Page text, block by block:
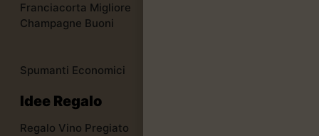
Franciacorta Migliore
Champagne Buoni
Spumanti Economici
Idee Regalo
Regalo Vino Pregiato